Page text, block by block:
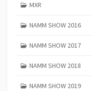
MXR
NAMM SHOW 2016
NAMM SHOW 2017
NAMM SHOW 2018
NAMM SHOW 2019